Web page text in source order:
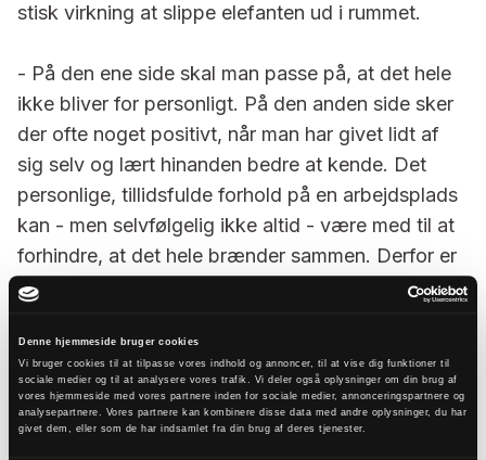
Denne hjemmeside bruger cookies
Vi bruger cookies til at tilpasse vores indhold og annoncer, til at vise dig funktioner til
sociale medier og til at analysere vores trafik. Vi deler også oplysninger om din brug af
vores hjemmeside med vores partnere inden for sociale medier, annonceringspartnere og
analysepartnere. Vores partnere kan kombinere disse data med andre oplysninger, du har
givet dem, eller som de har indsamlet fra din brug af deres tjenester.
stisk virkning at slippe elefanten ud i rummet.
- På den ene side skal man passe på, at det hele
ikke bliver for person­ligt. På den anden side sker
der ofte noget positivt, når man har givet lidt af
sig selv og lært hinanden bedre at kende. Det
personlige, tillidsfulde for­hold på en arbejdsplads
kan - men selvfølgelig ikke altid - være med til at
forhindre, at det hele brænder sammen. Derfor er
det en god inve­stering, når præsten fx tør tale om
får snakket om, hvor­for vi er her, og hvad vi
kommer fra, og hvad tro og kirke betyder for os
hver især.